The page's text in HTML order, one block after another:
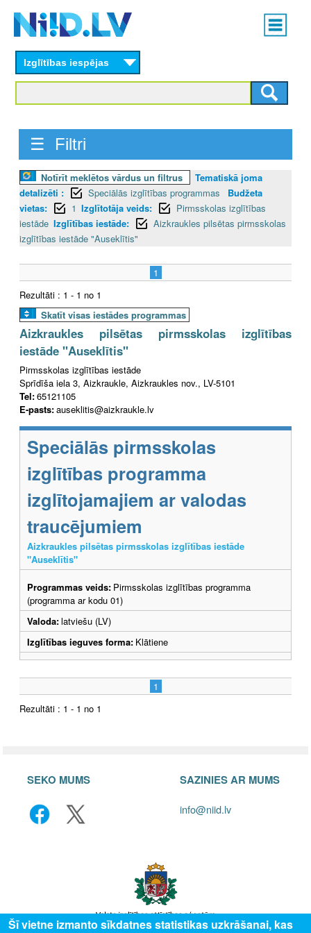
content
Main
menu
Izglītības iespējas
☰ Filtri
Notīrīt meklētos vārdus un filtrus
Tematiskā joma
detalizēti :
Speciālās izglītības programmas
Budžeta
vietas:
1 Izglītotāja veids:
Pirmsskolas izglītības
iestāde Izglītības iestāde:
Aizkraukles pilsētas pirmsskolas
izglītības iestāde "Auseklītis"
1
Rezultāti : 1 - 1 no 1
Skatīt visas iestādes programmas
Aizkraukles pilsētas pirmsskolas izglītības
iestāde "Auseklītis"
Pirmsskolas izglītības iestāde
Sprīdīša iela 3, Aizkraukle, Aizkraukles nov., LV-5101
Tel:65121105
E-pasts:auseklitis@aizkraukle.lv
Speciālās pirmsskolas
izglītības programma
izglītojamajiem ar valodas
traucējumiem
Aizkraukles pilsētas pirmsskolas izglītības iestāde
"Auseklītis"
Programmas veids: Pirmsskolas izglītības programma
(programma ar kodu 01)
Valoda:latviešu (LV)
Izglītības ieguves forma: Klātiene
1
Rezultāti : 1 - 1 no 1
SEKO MUMS SAZINIES AR MUMS
info@niid.lv
Šī vietne izmanto sīkdatnes statistikas uzkrāšanai, kas